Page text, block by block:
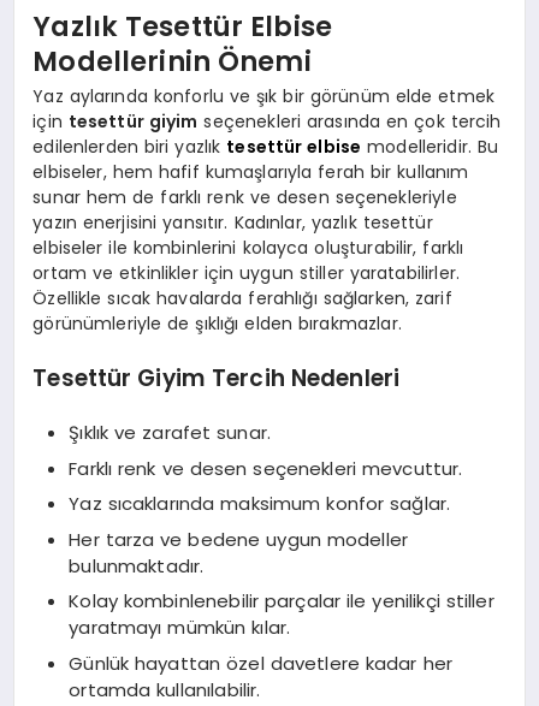
Yazlık Tesettür Elbise
Modellerinin Önemi
Yaz aylarında konforlu ve şık bir görünüm elde etmek
için tesettür giyim seçenekleri arasında en çok tercih
edilenlerden biri yazlık tesettür elbise modelleridir. Bu
elbiseler, hem hafif kumaşlarıyla ferah bir kullanım
sunar hem de farklı renk ve desen seçenekleriyle
yazın enerjisini yansıtır. Kadınlar, yazlık tesettür
elbiseler ile kombinlerini kolayca oluşturabilir, farklı
ortam ve etkinlikler için uygun stiller yaratabilirler.
Özellikle sıcak havalarda ferahlığı sağlarken, zarif
görünümleriyle de şıklığı elden bırakmazlar.
Tesettür Giyim Tercih Nedenleri
Şıklık ve zarafet sunar.
Farklı renk ve desen seçenekleri mevcuttur.
Yaz sıcaklarında maksimum konfor sağlar.
Her tarza ve bedene uygun modeller
bulunmaktadır.
Kolay kombinlenebilir parçalar ile yenilikçi stiller
yaratmayı mümkün kılar.
Günlük hayattan özel davetlere kadar her
ortamda kullanılabilir.